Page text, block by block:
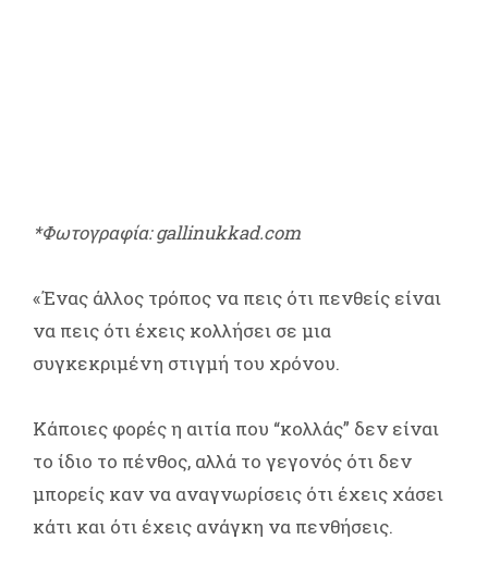
*Φωτογραφία: gallinukkad.com
«Ένας άλλος τρόπος να πεις ότι πενθείς είναι
να πεις ότι έχεις κολλήσει σε μια
συγκεκριμένη στιγμή του χρόνου.
Κάποιες φορές η αιτία που “κολλάς” δεν είναι
το ίδιο το πένθος, αλλά το γεγονός ότι δεν
μπορείς καν να αναγνωρίσεις ότι έχεις χάσει
κάτι και ότι έχεις ανάγκη να πενθήσεις.